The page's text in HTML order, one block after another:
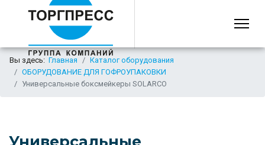
Вы здесь: Главная
Каталог оборудования
ОБОРУДОВАНИЕ ДЛЯ ГОФРОУПАКОВКИ
Универсальные боксмейкеры SOLARCO
Универсальные